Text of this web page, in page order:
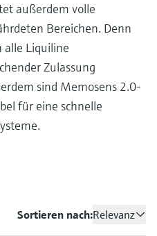
außerdem volle
Bereichen. Denn
alle Liquiline
Zulassung
sind Memosens 2.0-
für eine schnelle
Sortieren nach:Relevanz